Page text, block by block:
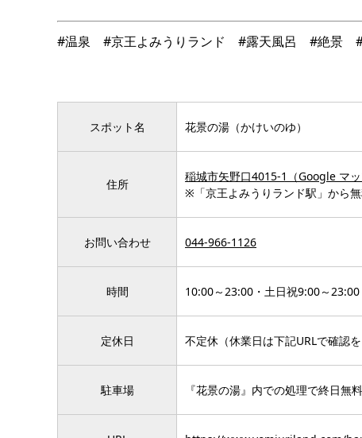
#温泉 #京王よみうりランド #露天風呂 #絶景
スポット名 花景の湯（かけいのゆ）
住所
稲城市矢野口4015-1（Google マッ
※「京王よみうりランド駅」から
お問い合わせ 044-966-1126
時間 10:00～23:00・土日祝9:00～23:00
定休日 不定休（休業日は下記URLで確認を
駐車場 『花景の湯』内での処理で終日無料